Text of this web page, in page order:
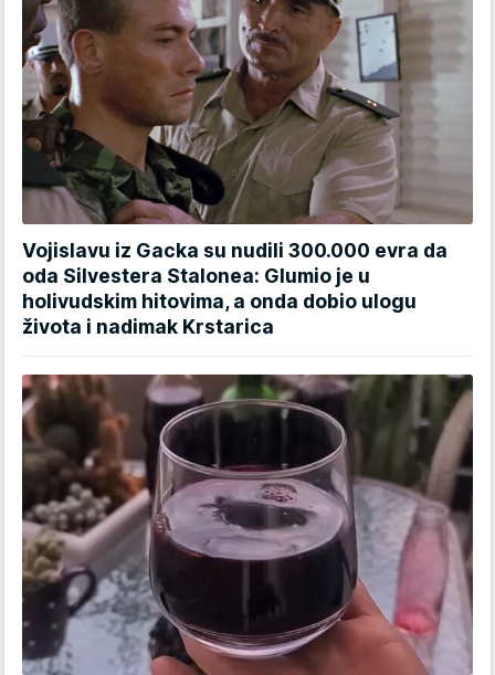
Vojislavu iz Gacka su nudili 300.000 evra da
oda Silvestera Stalonea: Glumio je u
holivudskim hitovima, a onda dobio ulogu
života i nadimak Krstarica